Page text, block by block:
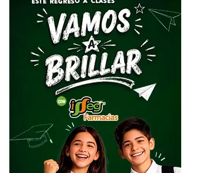
Por su parte, el Director General del Sistema DIF Estatal
Guanajuato, José Alfonso Borja Pimentel, explicó que se
estarán recibiendo alimentos no perecederos, artículos
de higiene personal, insumos de limpieza y
herramientas, mismos que serán clasificados y
embalados para su posterior entrega al Sistema
Nacional DIF, instancia encargada de coordinar el envío
del apoyo humanitario.
ADVERTISEMENT